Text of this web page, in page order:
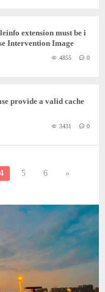
extension must be i
Intervention Image
4855 0
provide a valid cache
3431 0
4 5 6 »